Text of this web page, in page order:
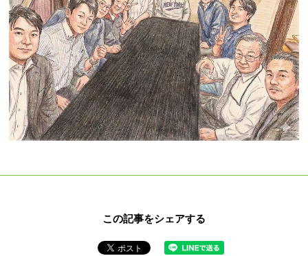
この記事をシェアする